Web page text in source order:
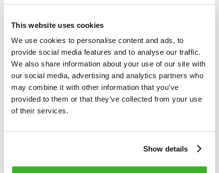
This website uses cookies
We use cookies to personalise content and ads, to
provide social media features and to analyse our traffic.
We also share information about your use of our site with
our social media, advertising and analytics partners who
may combine it with other information that you’ve
provided to them or that they’ve collected from your use
of their services.
Show details
Suomessa. Sopimuksen arvo on noin 2,6
miljoonaa euroa.
Teleste on vuonna 1954 perustettu
kansainvälinen teknologiakonserni,joka
on
erikoistunut laajakaistaisen
tietoliikenteen järjestelmiin ja
ratkaisuihin.
kaapelioperaattorit ja valtaosa yksikön